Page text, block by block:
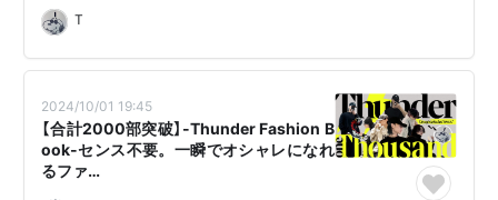
T
2024/10/01 19:45
【合計2000部突破】-Thunder Fashion B
ook-センス不要。一瞬でオシャレになれ
るファ…